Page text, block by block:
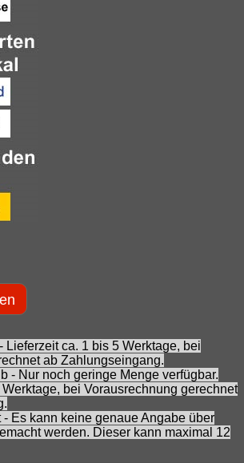
- Lieferzeit ca. 1 bis 5 Werktage, bei
ab Zahlungseingang.
- Nur noch geringe Menge verfügbar.
bei Vorausrechnung gerechnet
- Es kann keine genaue Angabe über
werden. Dieser kann maximal 12